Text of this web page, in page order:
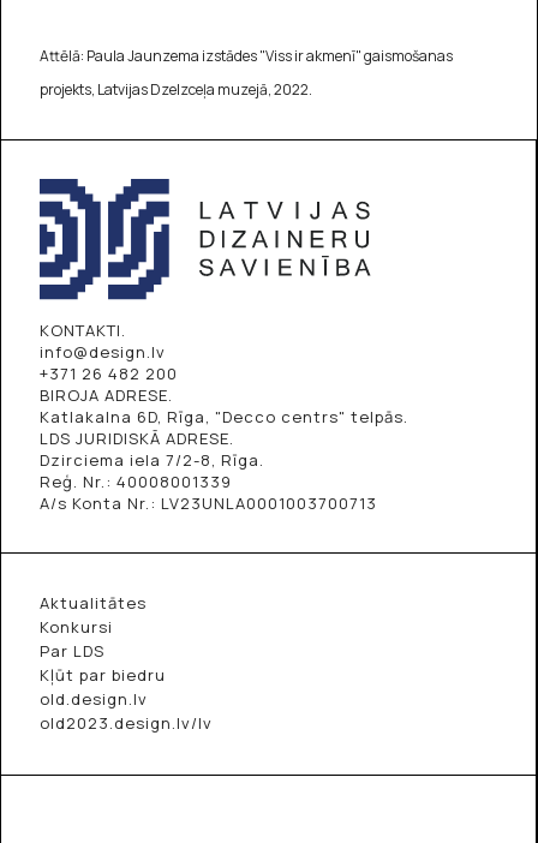
Attēlā: Paula Jaunzema izstādes "Viss ir akmenī" gaismošanas
projekts, Latvijas Dzelzceļa muzejā, 2022.
KONTAKTI.
info@design.lv
+371 26 482 200
BIROJA ADRESE.
Katlakalna 6D, Rīga, "Decco centrs" telpās.
LDS JURIDISKĀ ADRESE.
Dzirciema iela 7/2-8, Rīga.
Reģ. Nr.: 40008001339
A/s Konta Nr.: LV23UNLA0001003700713
Aktualitātes
Konkursi
Par LDS
Kļūt par biedru
old.design.lv
old2023.design.lv/lv